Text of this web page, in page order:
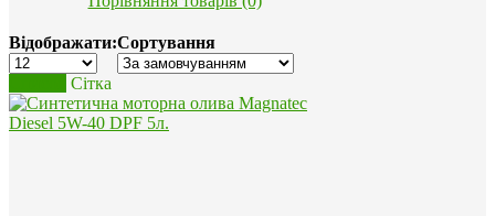
Відображати:Сортування
Сітка